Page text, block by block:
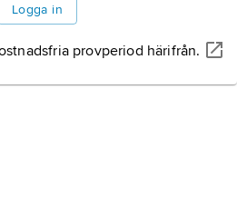
Logga in
provperiod härifrån.